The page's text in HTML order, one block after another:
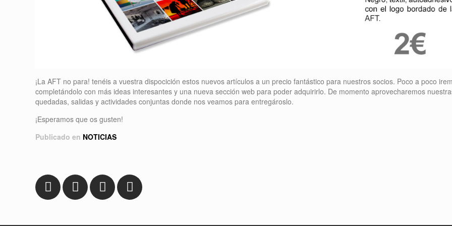
¡La AFT no para! tenéis a vuestra dispocición estos nuevos artículos a un precio fantástico para nuestros socios. Poco a poco
completándolo con más ideas interesantes y una nueva sección web para poder adquirirlo. De momento aprovecharemos
quedadas, salidas y actividades conjuntas donde nos veamos para entregároslo.
¡Esperamos que os gusten!
Publicado en NOTICIAS